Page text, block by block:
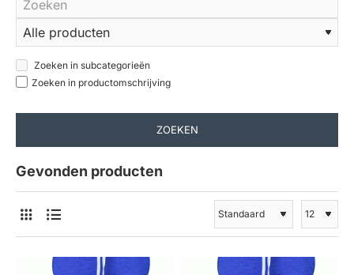
Zoeken in subcategorieën
Zoeken in productomschrijving
ZOEKEN
Gevonden producten